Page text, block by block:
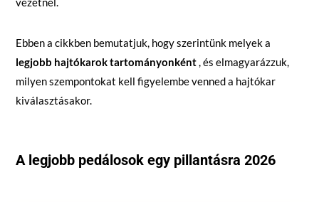
Ebben a cikkben bemutatjuk, hogy szerintünk melyek a
legjobb hajtókarok tartományonként, és elmagyarázzuk,
milyen szempontokat kell figyelembe venned a hajtókar
kiválasztásakor.
A legjobb pedálosok egy pillantásra 2026